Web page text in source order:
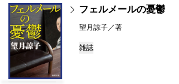
フェルメールの憂鬱
望月諒子／著
雑誌